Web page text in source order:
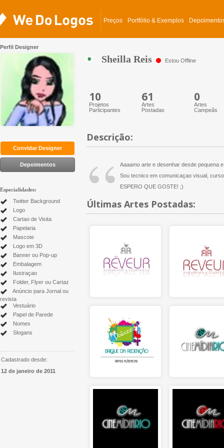
Preços Portfólio & Exemplos
Convidar Designer
Depoimentos
Especialidades:
Twitter Background
Logo
Cartao de Visita
Papelaria
Mascote
Logo em 3D
Banner ou Pop-up
Embalagem
Ilustraçao
Folder, Flyer ou Cartaz
Anúncio para Jornal ou
revista
Vestuário
Papel de Parede
Nomes
Slogans
Cadastrado desde:
12 de janeiro de 2011
Sheilla Reis Estou Offline
Perfil Designer
10
Projetos
Participantes
61
Artes
Postadas
0
Artes
Campeãs
Descrição:
“ Aaaamo arte e desenhar desde pequena
Sou tecnico em comunicaçao visual,
ESPERO QUE GOSTE! ;)
Últimas Artes Postadas: